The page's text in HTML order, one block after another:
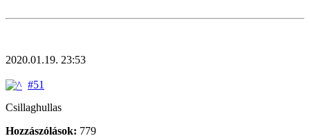
2020.01.19. 23:53
#51
Csillaghullas
Hozzászólások: 779